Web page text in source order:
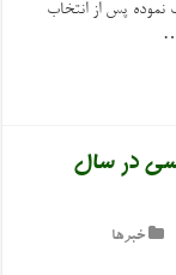
پس از انتخاب
…
در سال
خبرها